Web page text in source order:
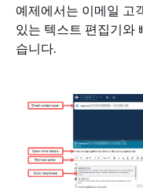
예제에서는 이메일 고
있는 텍스트 편집기와
습니다.